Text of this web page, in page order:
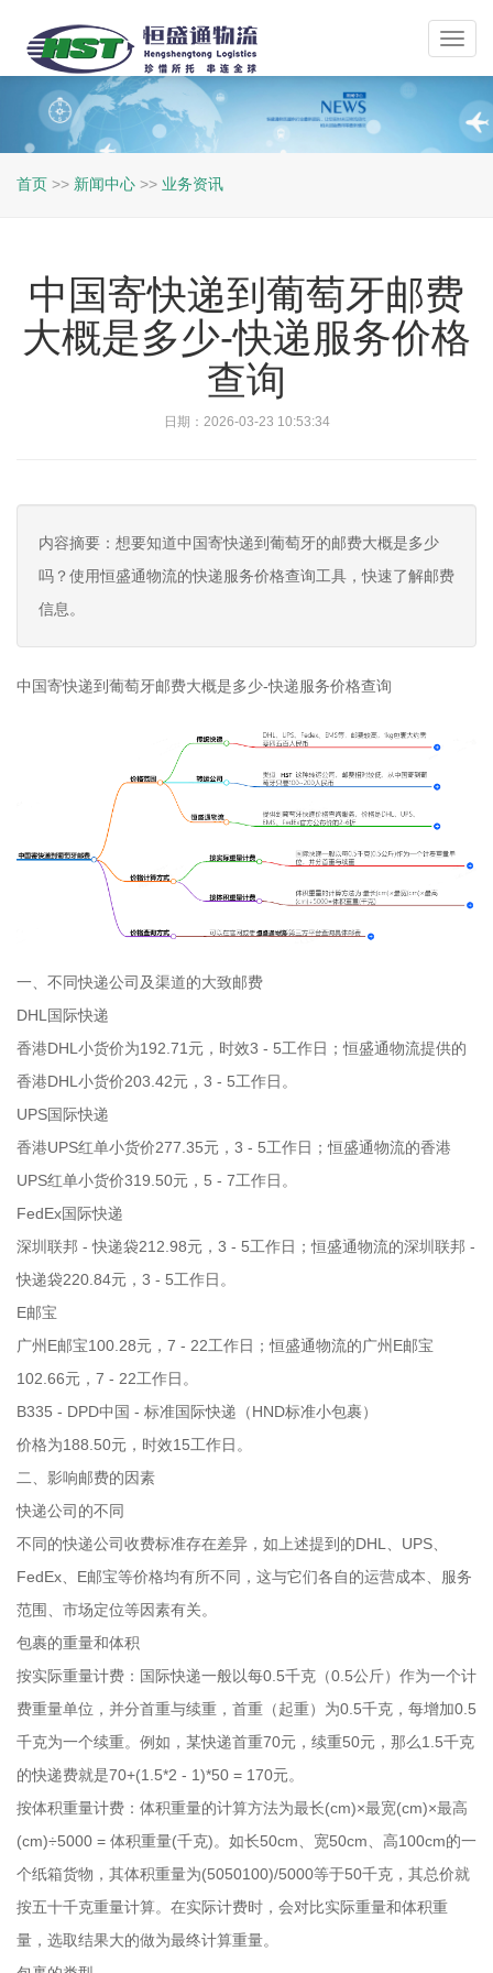
首页 >> 新闻中心 >> 业务资讯
中国寄快递到葡萄牙邮费
大概是多少-快递服务价格
查询
日期：2026-03-23 10:53:34
内容摘要：想要知道中国寄快递到葡萄牙的邮费大概是多少
吗？使用恒盛通物流的快递服务价格查询工具，快速了解邮费
信息。
中国寄快递到葡萄牙邮费大概是多少-快递服务价格查询
一、不同快递公司及渠道的大致邮费
DHL国际快递
香港DHL小货价为192.71元，时效3 - 5工作日；恒盛通物流提供的
香港DHL小货价203.42元，3 - 5工作日。
UPS国际快递
香港UPS红单小货价277.35元，3 - 5工作日；恒盛通物流的香港
UPS红单小货价319.50元，5 - 7工作日。
FedEx国际快递
深圳联邦 - 快递袋212.98元，3 - 5工作日；恒盛通物流的深圳联邦 -
快递袋220.84元，3 - 5工作日。
E邮宝
广州E邮宝100.28元，7 - 22工作日；恒盛通物流的广州E邮宝
102.66元，7 - 22工作日。
B335 - DPD中国 - 标准国际快递（HND标准小包裹）
价格为188.50元，时效15工作日。
二、影响邮费的因素
快递公司的不同
不同的快递公司收费标准存在差异，如上述提到的DHL、UPS、
FedEx、E邮宝等价格均有所不同，这与它们各自的运营成本、服务
范围、市场定位等因素有关。
包裹的重量和体积
按实际重量计费：国际快递一般以每0.5千克（0.5公斤）作为一个计
费重量单位，并分首重与续重，首重（起重）为0.5千克，每增加0.5
千克为一个续重。例如，某快递首重70元，续重50元，那么1.5千克
的快递费就是70+(1.5*2 - 1)*50 = 170元。
按体积重量计费：体积重量的计算方法为最长(cm)×最宽(cm)×最高
(cm)÷5000 = 体积重量(千克)。如长50cm、宽50cm、高100cm的一
个纸箱货物，其体积重量为(5050100)/5000等于50千克，其总价就
按五十千克重量计算。在实际计费时，会对比实际重量和体积重
量，选取结果大的做为最终计算重量。